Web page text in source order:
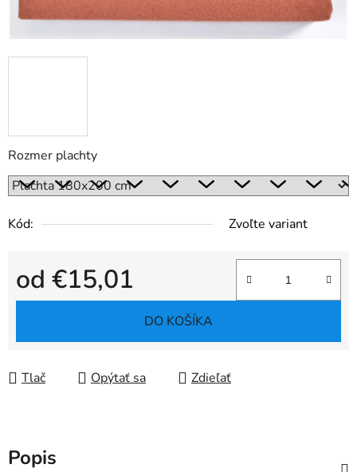
Rozmer plachty
Kód: Zvoľte variant
od €15,01
Jednotková cena:
DO KOŠÍKA
Tlač Opýtať sa Zdieľať
Popis